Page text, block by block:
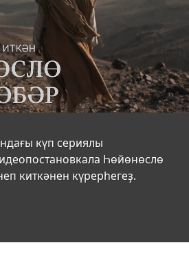
күп сериялы
Һөйөнөслө
киткәнен күрерһегеҙ.